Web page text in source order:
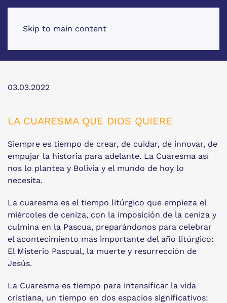
Skip to main content
03.03.2022
LA CUARESMA QUE DIOS QUIERE
Siempre es tiempo de crear, de cuidar, de innovar, de
empujar la historia para adelante. La Cuaresma así
nos lo plantea y Bolivia y el mundo de hoy lo
necesita.
La cuaresma es el tiempo litúrgico que empieza el
miércoles de ceniza, con la imposición de la ceniza y
culmina en la Pascua, preparándonos para celebrar
el acontecimiento más importante del año litúrgico:
El Misterio Pascual, la muerte y resurrección de
Jesús.
La Cuaresma es tiempo para intensificar la vida
cristiana, un tiempo en dos espacios significativos: